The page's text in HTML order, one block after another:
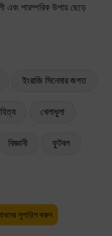
এবং পারম্পরিক উপায় ছেড়ে
ইংরাজি সিনেমার জগত
খেলাধুলা
বিজ্ঞানী ফুটবল
সুপারিশ করুন